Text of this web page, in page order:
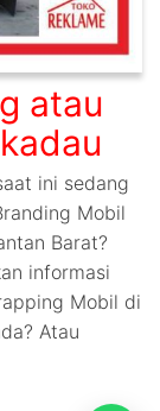
atau
ini sedang
Mobil
Barat?
informasi
Mobil di
Atau